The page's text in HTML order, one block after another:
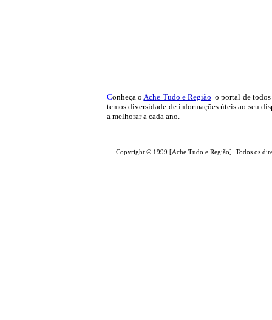
Conheça oAche Tudo e Região o portal de
temosdiversidade de informações úteis ao seu
a melhorar a cada ano.
Copyright © 1999 [Ache Tudo e Região]. Todos os